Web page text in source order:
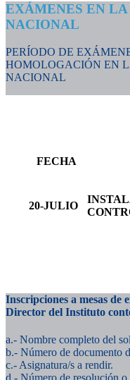
EXÁMENES EN
NACIONAL
PERÍODO DE
HOMOLOGACIÓN EN
NACIONAL
FECHA
20-JULIO
Inscripciones a mesas de
Director del Instituto
a.- Nombre completo del
b.- Número de documento
c.- Asignatura/s a rendir.